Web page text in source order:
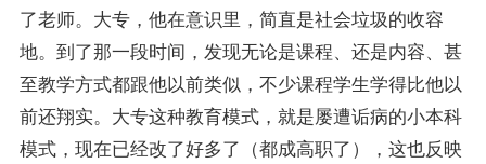
了老师。大专，他在意识里，简直是社会垃圾的收容
地。到了那一段时间，发现无论是课程、还是内容、甚
至教学方式都跟他以前类似，不少课程学生学得比他以
前还翔实。大专这种教育模式，就是屡遭诟病的小本科
模式，现在已经改了好多了（都成高职了），这也反映